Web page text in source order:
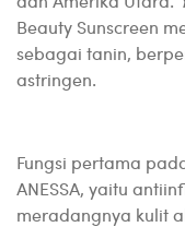
Beauty Sunscreen
sebagai tanin,
astringen.
Fungsi pertama
ANESSA, yaitu
meradangnya kulit